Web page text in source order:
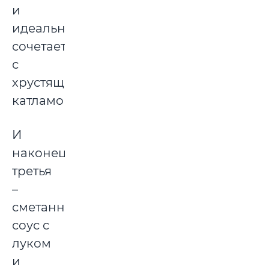
и
идеально
сочетается
с
хрустящей
катламой.
И
наконец,
третья
–
сметанный
соус с
луком
и